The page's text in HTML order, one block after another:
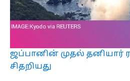
ஜப்பானின் முதல் தனியார்
சிதறியது